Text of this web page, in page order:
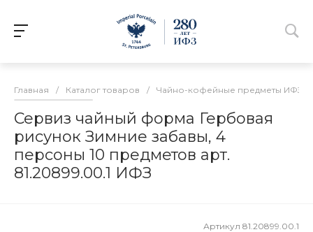
Главная / Каталог товаров / Чайно-кофейные предметы ИФЗ
Сервиз чайный форма Гербовая
рисунок Зимние забавы, 4
персоны 10 предметов арт.
81.20899.00.1 ИФЗ
Артикул 81.20899.00.1